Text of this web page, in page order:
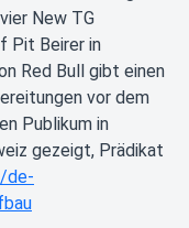
New TG
Pit Beirer in
Red Bull gibt einen
vor dem
Publikum in
gezeigt, Prädikat
de-